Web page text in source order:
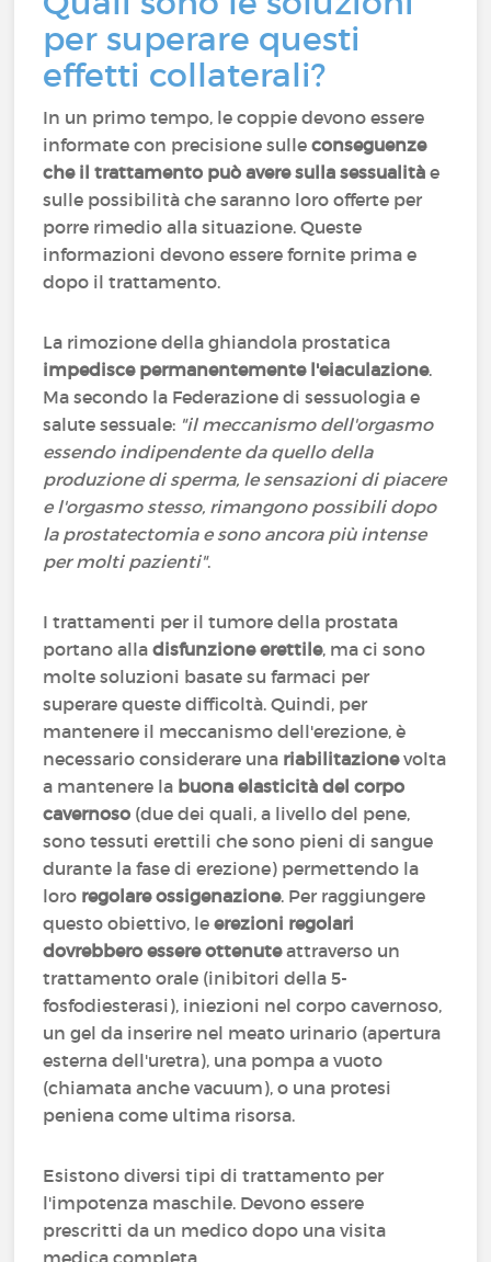
per superare questi
effetti collaterali?
In un primo tempo, le coppie devono essere
informate con precisione sulleconseguenze
che il trattamento può avere sulla sessualità e
sulle possibilità che saranno loro offerte per
porre rimedio alla situazione. Queste
informazioni devono essere fornite prima e
dopo il trattamento.
La rimozione della ghiandola prostatica
impedisce permanentemente l'eiaculazione.
Ma secondo la Federazione di sessuologia e
salute sessuale: "il meccanismo dell'orgasmo
essendo indipendente da quello della
produzione di sperma, le sensazioni di piacere
e l'orgasmo stesso, rimangono possibili dopo
la prostatectomia e sono ancora più intense
per molti pazienti".
I trattamenti per il tumore della prostata
portano alladisfunzione erettile, ma ci sono
molte soluzioni basate su farmaci per
superare queste difficoltà. Quindi, per
mantenere il meccanismo dell'erezione, è
necessario considerare una riabilitazionevolta
a mantenere la buona elasticità del corpo
cavernoso (due dei quali, a livello del pene,
sono tessuti erettili che sono pieni di sangue
durante la fase di erezione) permettendo la
loro regolare ossigenazione. Per raggiungere
questo obiettivo, leerezioni regolari
dovrebbero essere ottenuteattraverso un
trattamento orale (inibitori della 5-
fosfodiesterasi), iniezioni nel corpo cavernoso,
un gel da inserire nel meato urinario (apertura
esterna dell'uretra), una pompa a vuoto
(chiamata anche vacuum), o una protesi
peniena come ultima risorsa.
Esistono diversi tipi di trattamento per
l'impotenza maschile. Devono essere
prescritti da un medico dopo una visita
medica completa.